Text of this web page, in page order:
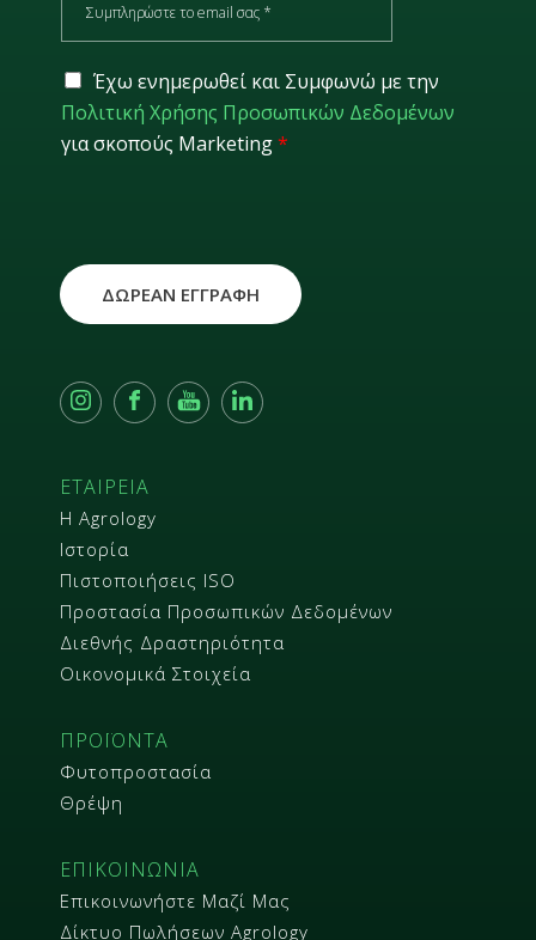
ΕΤΑΙΡΕΙΑ
Η Agrology
Ιστορία
Πιστοποιήσεις ISO
Προστασία Προσωπικών Δεδομένων
Διεθνής Δραστηριότητα
Οικονομικά Στοιχεία
ΠΡΟΪΟΝΤΑ
Φυτοπροστασία
Θρέψη
ΕΠΙΚΟΙΝΩΝΙΑ
Επικοινωνήστε Μαζί Μας
Δίκτυο Πωλήσεων Agrology
a
l
*
G
D
P
R
Έχω ενημερωθεί και Συμφωνώ με την
Πολιτική Χρήσης Προσωπικών Δεδομένων
για σκοπούς Marketing*
ΔΩΡΕΑΝ ΕΓΓΡΑΦΗ